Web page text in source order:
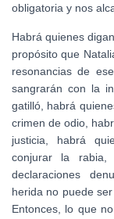
obligatoria y nos
Habrá quienes
propósito que
resonancias de
sangrarán con la
gatilló, habrá
crimen de odio,
justicia, habrá
conjurar la rabia,
declaraciones
herida no puede
Entonces, lo que